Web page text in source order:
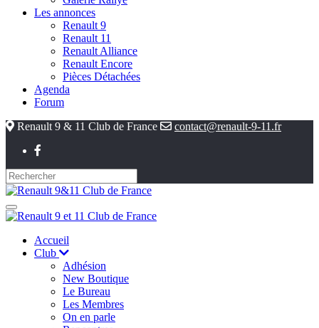
Les annonces
Renault 9
Renault 11
Renault Alliance
Renault Encore
Pièces Détachées
Agenda
Forum
Renault 9 & 11 Club de France
contact@renault-9-11.fr
Accueil
Club
Adhésion
New Boutique
Le Bureau
Les Membres
On en parle